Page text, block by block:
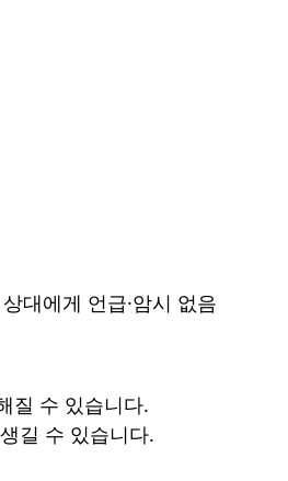
대에게 언급·암시 없음
질 수 있습니다.
길 수 있습니다.